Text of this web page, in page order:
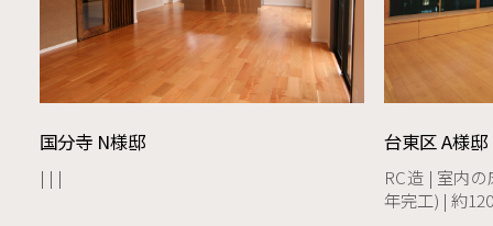
国分寺 N様邸 台東区 A様邸
RC造 室内の
年完工) 約